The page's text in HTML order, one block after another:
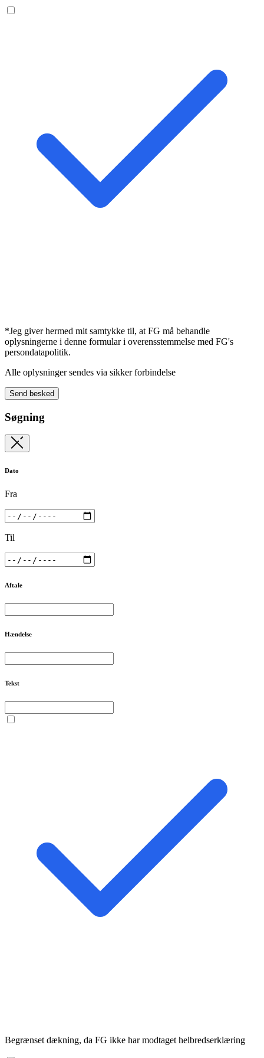
*Jeg giver hermed mit samtykke til, at FG må behandle
oplysningerne i denne formular i overensstemmelse med FG's
persondatapolitik.
Alle oplysninger sendes via sikker forbindelse
Send besked
Søgning
Dato
Fra
Til
Aftale
Hændelse
Tekst
Begrænset dækning, da FG ikke har modtaget helbredserklæring